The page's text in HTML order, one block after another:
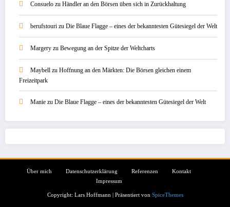
Consuelo zu Händler an den Börsen üben sich in Zurückhaltung
berufstouri zu Die Blaue Flagge – eines der bekanntesten Gütesiegel der Welt
Margery zu Bewegung an der Spitze der Weltcharts
Maybell zu Hoffnung an den Märkten: Die Börsen gleichen einem
Freizeitpark
Manie zu Die Blaue Flagge – eines der bekanntesten Gütesiegel der Welt
Über mich Datenschutzerklärung Referenzen
Kontakt
Impressum
Copyright: Lars Hoffmann | Präsentiert von SpiceThemes